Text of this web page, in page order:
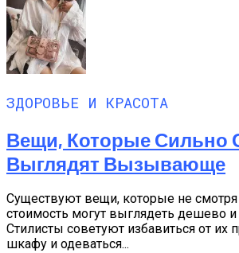
ЗДОРОВЬЕ И КРАСОТА
Вещи, Которые Сильно
Выглядят Вызывающе
Существуют вещи, которые не
стоимость могут выглядеть дешево и
Стилисты советуют избавиться от их
шкафу и одеваться...